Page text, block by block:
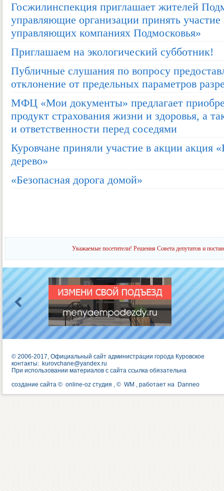
Госжилинспекция приглашает жителей
управляющие организации принять
управляющих компаниях Подмосковья»
Приглашаем на экологический субботник!
Публичные слушания по вопросу
отклонение от предельных параметров
МФЦ «Мои документы» предлагает
продукт страхования жизни и здоровья, а
и ответственности перед соседями
Куровчане приняли участие в акции акция
дерево»
«Безопасная дорога домой»
Уважаемые посетители! Решения Совета депутатов и
© 2006-2017, Официальный сайт администрации города Куровское
контакты: kurovchane@yandex.ru
При использовании материалов с сайта ссылка обязательна
создание сайта © online-oz студия , © WM , работает на Danneo